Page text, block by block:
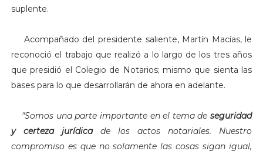
suplente.
Acompañado del presidente saliente, Martín Macías, le
reconoció el trabajo que realizó a lo largo de los tres años
que presidió el Colegio de Notarios; mismo que sienta las
bases para lo que desarrollarán de ahora en adelante.
"Somos una parte importante en el tema de seguridad
y certeza jurídicade los actos notariales. Nuestro
compromiso es que no solamente las cosas sigan igual,